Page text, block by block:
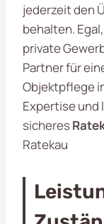
jederzeit den
behalten.
private
Partner für
Objektpflege
Expertise und
sicheres
Ratekau